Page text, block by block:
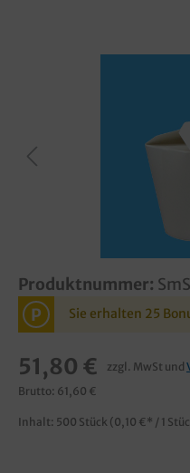
Produktnummer:
P Sie erhalten 25
51,80 € zzgl. MwSt und
Brutto: 61,60 €
Inhalt: 500 Stück (0,10 €* / 1